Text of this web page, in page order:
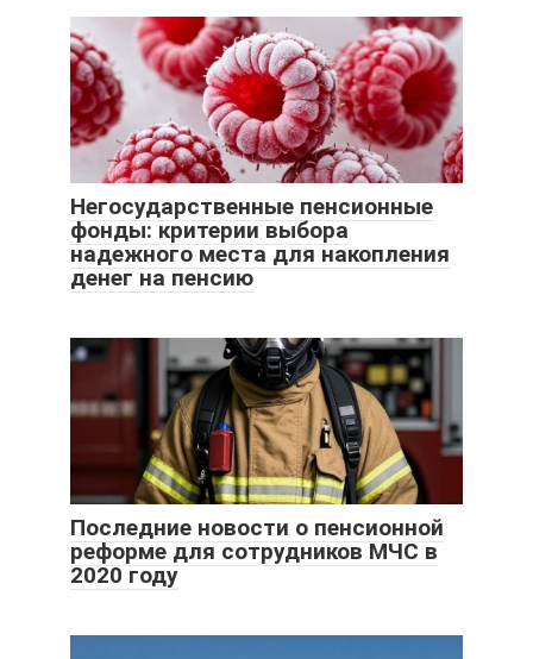
Негосударственные пенсионные
фонды: критерии выбора
надежного места для накопления
денег на пенсию
Последние новости о пенсионной
реформе для сотрудников МЧС в
2020 году